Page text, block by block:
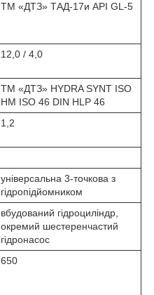
ТМ «ДТЗ» ТАД-17и API GL-5
12,0 / 4,0
ТМ «ДТЗ» HYDRA SYNT ISO
НМ ISO 46 DIN HLP 46
1,2
універсальна 3-точкова з
гідропідйомником
вбудований гідроциліндр,
окремий шестеренчастий
гідронасос
650